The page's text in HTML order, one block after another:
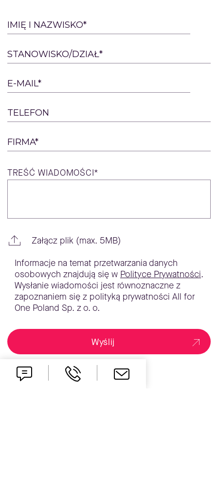
Please
leave
this
field
empty.
IMIĘ I NAZWISKO*
STANOWISKO/DZIAŁ*
E-MAIL*
TELEFON
FIRMA*
TREŚĆ WIADOMOŚCI*
Załącz plik (max. 5MB)
Informacje na temat przetwarzania danych
osobowych znajdują się w Polityce Prywatności.
Wysłanie wiadomości jest równoznaczne z
zapoznaniem się z polityką prywatności All for
One Poland Sp. z o. o.
Wyślij